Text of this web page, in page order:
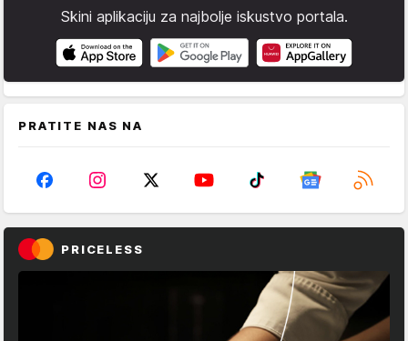
Skini aplikaciju za najbolje iskustvo portala.
PRATITE NAS NA
PRICELESS